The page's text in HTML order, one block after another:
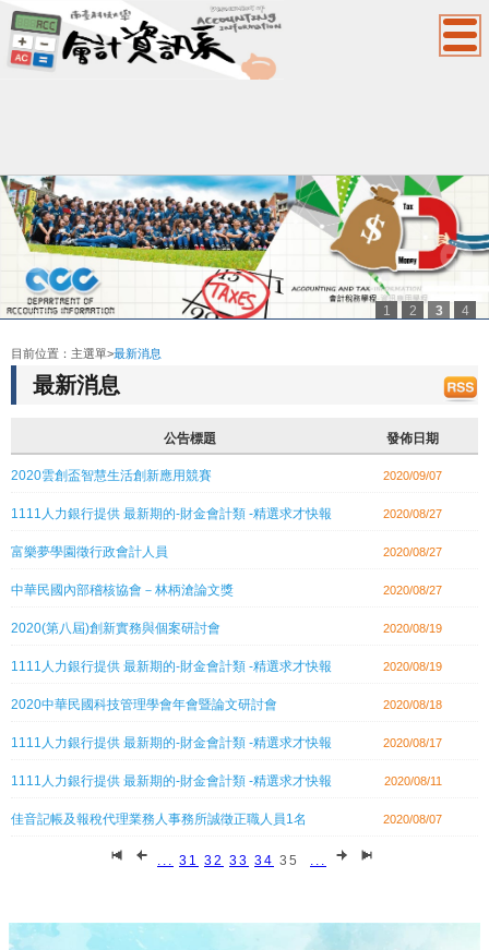
1 2 3
4
目前位置： 主選單>最新消息
最新消息
公告標題 發佈日期
2020雲創盃智慧生活創新應用競賽 2020/09/07
1111人力銀行提供 最新期的-財金會計類 -精選求才快報 2020/08/27
富樂夢學園徵行政會計人員 2020/08/27
中華民國內部稽核協會－林柄滄論文獎 2020/08/27
2020(第八屆)創新實務與個案研討會 2020/08/19
1111人力銀行提供 最新期的-財金會計類 -精選求才快報 2020/08/19
2020中華民國科技管理學會年會暨論文研討會 2020/08/18
1111人力銀行提供 最新期的-財金會計類 -精選求才快報 2020/08/17
1111人力銀行提供 最新期的-財金會計類 -精選求才快報 2020/08/11
佳音記帳及報稅代理業務人事務所誠徵正職人員1名 2020/08/07
... 31 32 33 34 35 ...